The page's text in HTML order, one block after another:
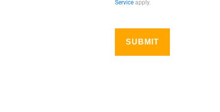
Service apply.